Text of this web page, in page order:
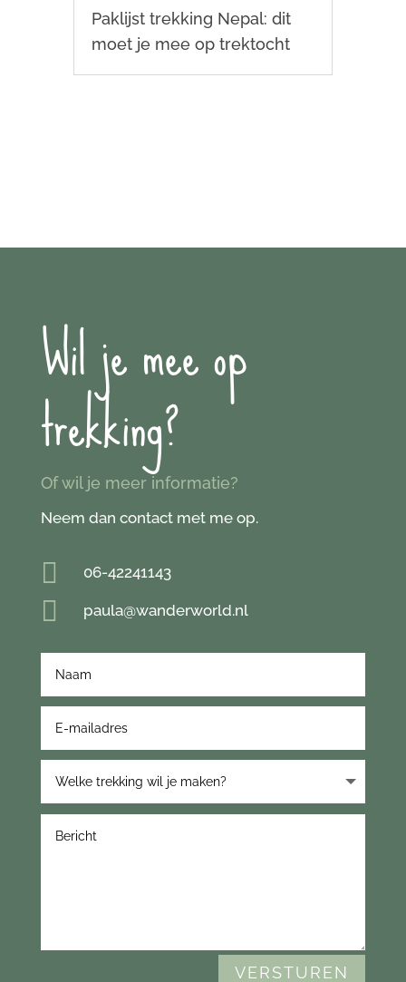
Paklijst trekking Nepal: dit
moet je mee op trektocht
Wil je mee op
trekking?
Of wil je meer informatie?
Neem dan contact met me op.
 06-42241143
 paula@wanderworld.nl
VERSTUREN